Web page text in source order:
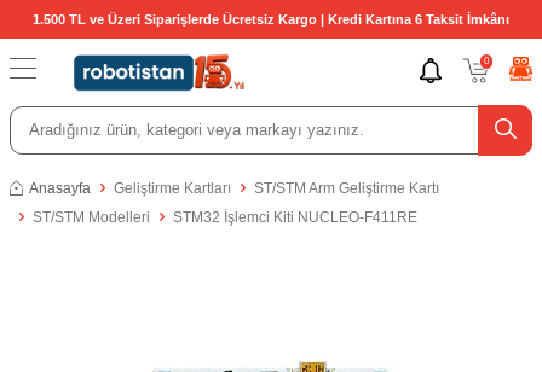
1.500 TL ve Üzeri Siparişlerde Ücretsiz Kargo | Kredi Kartına 6 Taksit İmkânı
0
Anasayfa Geliştirme Kartları
ST/STM Arm Geliştirme Kartı
ST/STM Modelleri
STM32 İşlemci Kiti NUCLEO-F411RE